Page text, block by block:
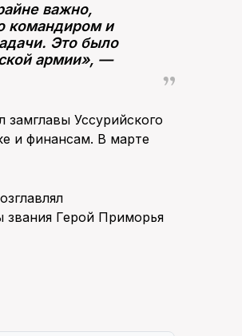
важно,
командиром и
Это было
армии», —
замглавы Уссурийского
и финансам. В марте
звания Герой Приморья